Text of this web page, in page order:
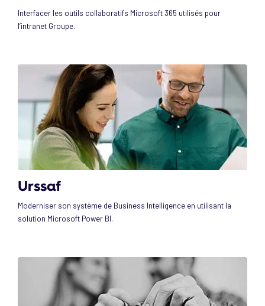
Interfacer les outils collaboratifs Microsoft 365 utilisés pour
l’intranet Groupe.
Urssaf
Moderniser son système de Business Intelligence en utilisant la
solution Microsoft Power BI.